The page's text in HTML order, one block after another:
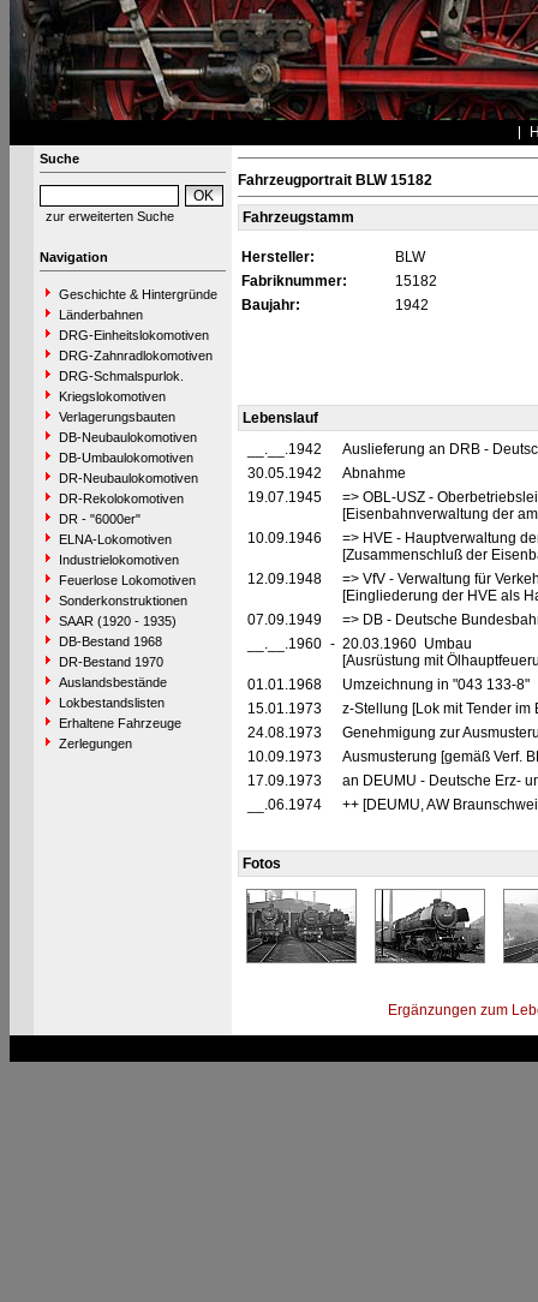
Suche
zur erweiterten Suche
Navigation
Geschichte & Hintergründe
Länderbahnen
DRG-Einheitslokomotiven
DRG-Zahnradlokomotiven
DRG-Schmalspurlok.
Kriegslokomotiven
Verlagerungsbauten
DB-Neubaulokomotiven
DB-Umbaulokomotiven
DR-Neubaulokomotiven
DR-Rekolokomotiven
DR - "6000er"
ELNA-Lokomotiven
Industrielokomotiven
Feuerlose Lokomotiven
Sonderkonstruktionen
SAAR (1920 - 1935)
DB-Bestand 1968
DR-Bestand 1970
Auslandsbestände
Lokbestandslisten
Erhaltene Fahrzeuge
Zerlegungen
Fahrzeugportrait BLW 15182
Fahrzeugstamm
Hersteller:
BLW
Fabriknummer:
15182
Baujahr:
1942
Lebenslauf
__.__.1942
Auslieferung an DRB -
30.05.1942
Abnahme
19.07.1945
=> OBL-USZ -
[Eisenbahnverwaltung der
10.09.1946
=> HVE - Hauptverwaltung
[Zusammenschluß der
12.09.1948
=> VfV - Verwaltung für
[Eingliederung der HVE als
07.09.1949
=> DB - Deutsche
__.__.1960 - 20.03.1960 Umbau
[Ausrüstung mit
01.01.1968
Umzeichnung in "043 133-8"
15.01.1973
z-Stellung [Lok mit Tender im
24.08.1973
Genehmigung zur
10.09.1973
Ausmusterung [gemäß Verf.
17.09.1973
an DEUMU - Deutsche Erz-
__.06.1974
++ [DEUMU, AW
Fotos
Ergänzungen zum